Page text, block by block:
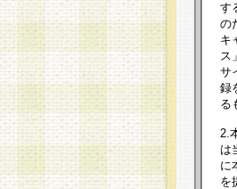
す
の
キ
ス
サ
録
る
2.
は
に
を